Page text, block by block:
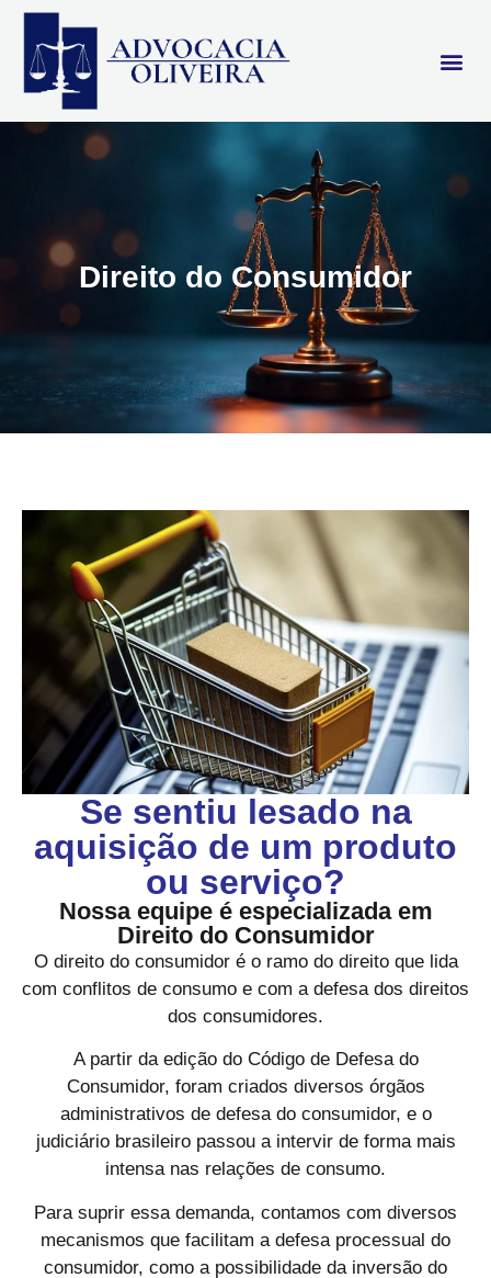
Direito do Consumidor
Se sentiu lesado na
aquisição de um produto
ou serviço?
Nossa equipe é especializada em
Direito do Consumidor
O direito do consumidor é o ramo do direito que lida
com conflitos de consumo e com a defesa dos direitos
dos consumidores.
A partir da edição do Código de Defesa do
Consumidor, foram criados diversos órgãos
administrativos de defesa do consumidor, e o
judiciário brasileiro passou a intervir de forma mais
intensa nas relações de consumo.
Para suprir essa demanda, contamos com diversos
mecanismos que facilitam a defesa processual do
consumidor, como a possibilidade da inversão do